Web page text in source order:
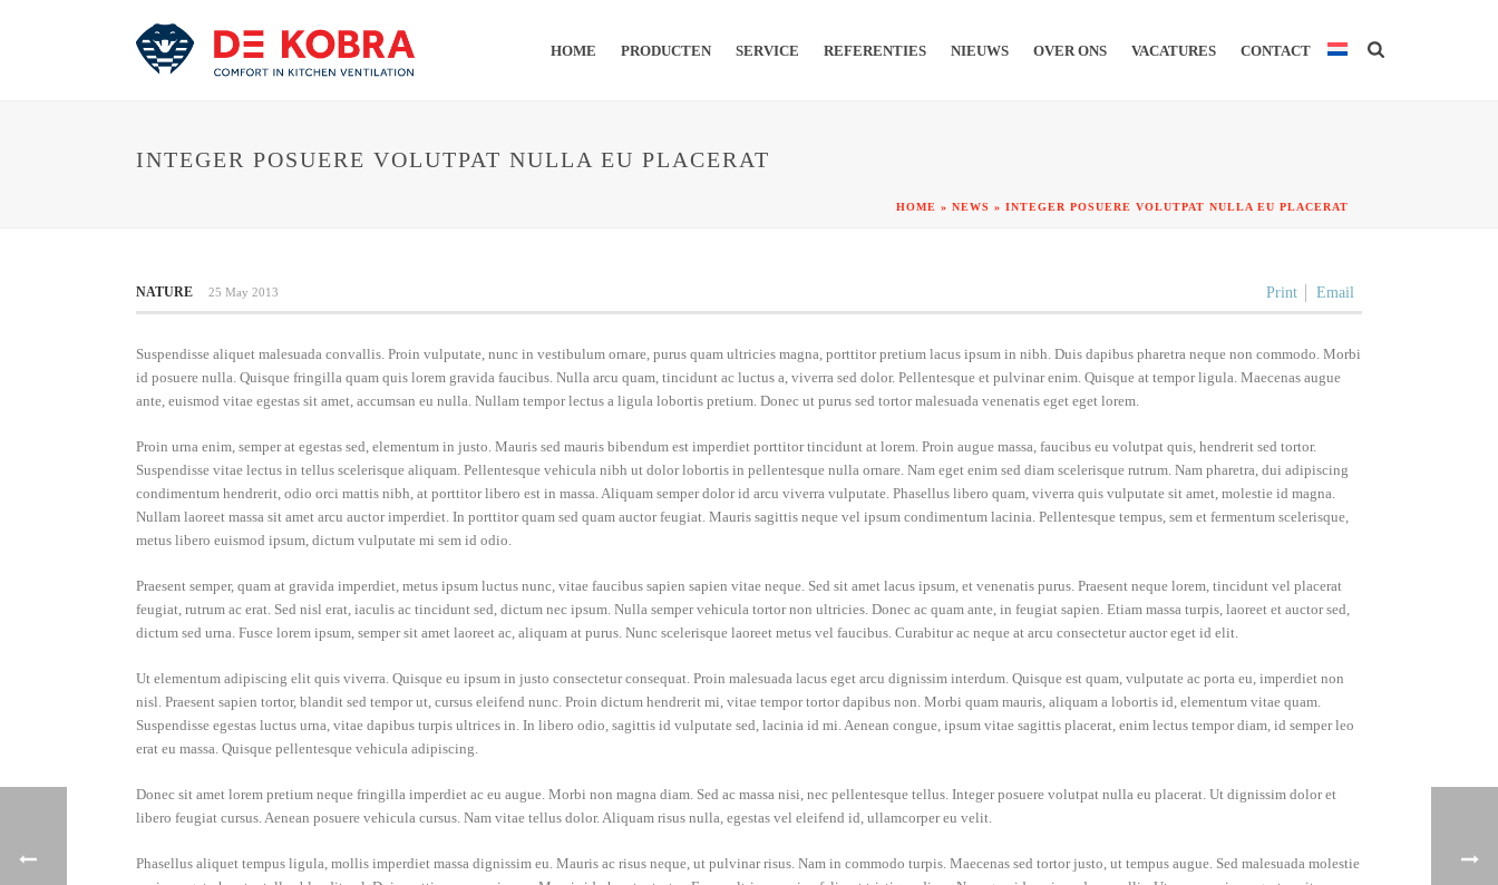
HOME PRODUCTEN SERVICE REFERENTIES NIEUWS OVER ONS VACATURES CONTACT
INTEGER POSUERE VOLUTPAT NULLA EU PLACERAT
HOME » NEWS » INTEGER POSUERE VOLUTPAT NULLA EU PLACERAT
Print Email
NATURE 25 May 2013
Suspendisse aliquet malesuada convallis. Proin vulputate, nunc in vestibulum ornare, purus quam ultricies magna, porttitor pretium lacus ipsum in nibh. Duis dapibus pharetra neque non commodo. Morbi
id posuere nulla. Quisque fringilla quam quis lorem gravida faucibus. Nulla arcu quam, tincidunt ac luctus a, viverra sed dolor. Pellentesque et pulvinar enim. Quisque at tempor ligula. Maecenas augue
ante, euismod vitae egestas sit amet, accumsan eu nulla. Nullam tempor lectus a ligula lobortis pretium. Donec ut purus sed tortor malesuada venenatis eget eget lorem.
Proin urna enim, semper at egestas sed, elementum in justo. Mauris sed mauris bibendum est imperdiet porttitor tincidunt at lorem. Proin augue massa, faucibus eu volutpat quis, hendrerit sed tortor.
Suspendisse vitae lectus in tellus scelerisque aliquam. Pellentesque vehicula nibh ut dolor lobortis in pellentesque nulla ornare. Nam eget enim sed diam scelerisque rutrum. Nam pharetra, dui adipiscing
condimentum hendrerit, odio orci mattis nibh, at porttitor libero est in massa. Aliquam semper dolor id arcu viverra vulputate. Phasellus libero quam, viverra quis vulputate sit amet, molestie id magna.
Nullam laoreet massa sit amet arcu auctor imperdiet. In porttitor quam sed quam auctor feugiat. Mauris sagittis neque vel ipsum condimentum lacinia. Pellentesque tempus, sem et fermentum scelerisque,
metus libero euismod ipsum, dictum vulputate mi sem id odio.
Praesent semper, quam at gravida imperdiet, metus ipsum luctus nunc, vitae faucibus sapien sapien vitae neque. Sed sit amet lacus ipsum, et venenatis purus. Praesent neque lorem, tincidunt vel placerat
feugiat, rutrum ac erat. Sed nisl erat, iaculis ac tincidunt sed, dictum nec ipsum. Nulla semper vehicula tortor non ultricies. Donec ac quam ante, in feugiat sapien. Etiam massa turpis, laoreet et auctor sed,
dictum sed urna. Fusce lorem ipsum, semper sit amet laoreet ac, aliquam at purus. Nunc scelerisque laoreet metus vel faucibus. Curabitur ac neque at arcu consectetur auctor eget id elit.
Ut elementum adipiscing elit quis viverra. Quisque eu ipsum in justo consectetur consequat. Proin malesuada lacus eget arcu dignissim interdum. Quisque est quam, vulputate ac porta eu, imperdiet non
nisl. Praesent sapien tortor, blandit sed tempor ut, cursus eleifend nunc. Proin dictum hendrerit mi, vitae tempor tortor dapibus non. Morbi quam mauris, aliquam a lobortis id, elementum vitae quam.
Suspendisse egestas luctus urna, vitae dapibus turpis ultrices in. In libero odio, sagittis id vulputate sed, lacinia id mi. Aenean congue, ipsum vitae sagittis placerat, enim lectus tempor diam, id semper leo
erat eu massa. Quisque pellentesque vehicula adipiscing.
Donec sit amet lorem pretium neque fringilla imperdiet ac eu augue. Morbi non magna diam. Sed ac massa nisi, nec pellentesque tellus. Integer posuere volutpat nulla eu placerat. Ut dignissim dolor et
libero feugiat cursus. Aenean posuere vehicula cursus. Nam vitae tellus dolor. Aliquam risus nulla, egestas vel eleifend id, ullamcorper eu velit.
Phasellus aliquet tempus ligula, mollis imperdiet massa dignissim eu. Mauris ac risus neque, ut pulvinar risus. Nam in commodo turpis. Maecenas sed tortor justo, ut tempus augue. Sed malesuada molestie